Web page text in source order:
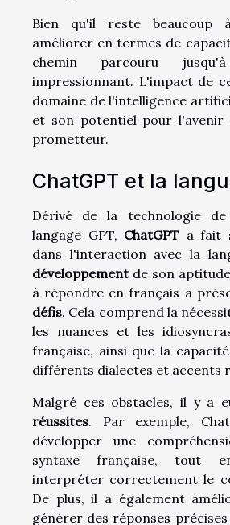
Bien qu'il reste
améliorer en termes de
chemin parcouru
impressionnant. L'impact de
domaine de l'intelligence
et son potentiel pour l'avenir
prometteur.
ChatGPT et la
Dérivé de la technologie
langage GPT, ChatGPT a fait
dans l'interaction avec la
développementde son
à répondre en français a
défis. Cela comprend la
les nuances et les
française, ainsi que la
différents dialectes et accents
Malgré ces obstacles, il y a
réussites. Par exemple,
développer une
syntaxe française, tout
interpréter correctement le
De plus, il a également
générer des réponses